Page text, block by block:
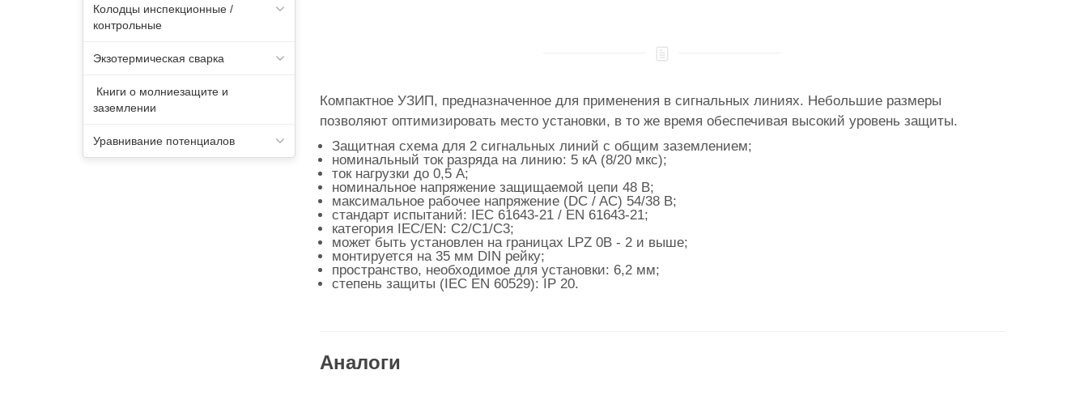
Колодцы инспекционные /
контрольные
Экзотермическая сварка
Книги о молниезащите и
заземлении
Уравнивание потенциалов
Компактное УЗИП, предназначенное для применения в сигнальных линиях. Небольшие размеры
позволяют оптимизировать место установки, в то же время обеспечивая высокий уровень защиты.
Защитная схема для 2 сигнальных линий с общим заземлением;
номинальный ток разряда на линию: 5 кА (8/20 мкс);
ток нагрузки до 0,5 А;
номинальное напряжение защищаемой цепи 48 В;
максимальное рабочее напряжение (DC / AC) 54/38 В;
стандарт испытаний: IEC 61643-21 / EN 61643-21;
категория IEC/EN: C2/C1/C3;
может быть установлен на границах LPZ 0B - 2 и выше;
монтируется на 35 мм DIN рейку;
пространство, необходимое для установки: 6,2 мм;
степень защиты (IEC EN 60529): IP 20.
Аналоги